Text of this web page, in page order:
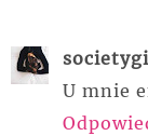
U mnie